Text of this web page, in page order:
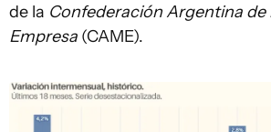
de la Confederación Argentina de
Empresa (CAME).